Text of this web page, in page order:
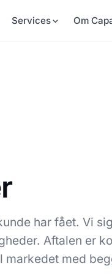
Services Om
har fået. Vi
Aftalen er
markedet med